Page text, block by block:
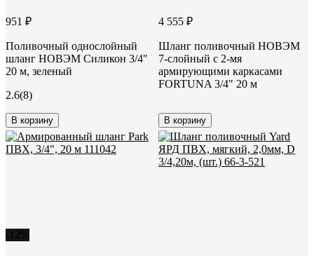
951 ₽
Поливочный однослойный
шланг НОВЭМ Силикон 3/4"
20 м, зеленый
2.6(8)
В корзину
4 555 ₽
Шланг поливочный НОВЭМ
7-слойный с 2-мя
армирующими каркасами
FORTUNA 3/4" 20 м
В корзину